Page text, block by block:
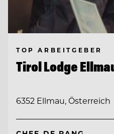
TOP ARBEITGEBER
Tirol Lodge
6352 Ellmau, Österreich